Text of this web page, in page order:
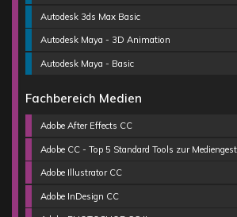
Autodesk 3ds Max Basic
Autodesk Maya - 3D Animation
Autodesk Maya - Basic
Fachbereich Medien
Adobe After Effects CC
Adobe CC - Top 5 Standard Tools zur
Adobe Illustrator CC
Adobe InDesign CC